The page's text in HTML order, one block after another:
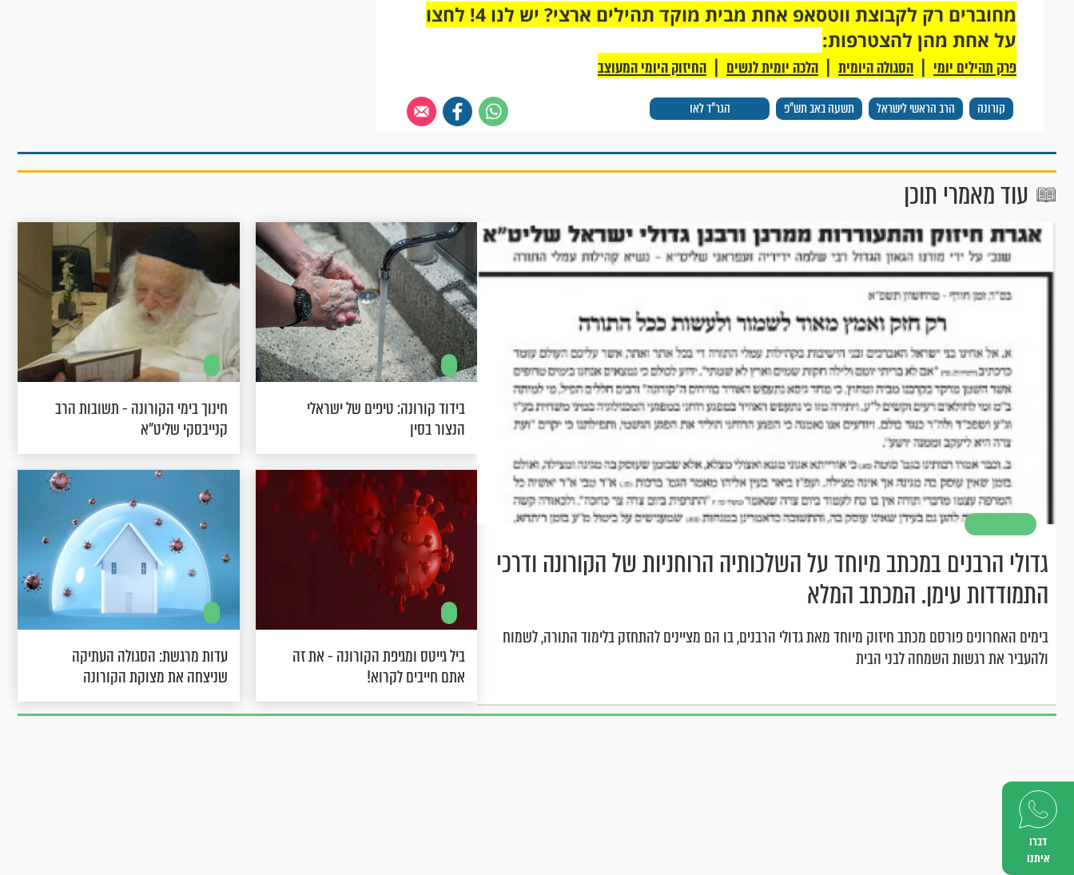
דברו
איתנו
קורונה הרב הראשי לישראל תשעה באב תש"פ הגר"ד לאו
מחוברים רק לקבוצת ווטסאפ אחת מבית מוקד תהילים ארצי? יש לנו 4! לחצו
על אחת מהן להצטרפות:
פרק תהילים יומי | הסגולה היומית | הלכה יומית לנשים | החיזוק היומי המעוצב
עוד מאמרי תוכן
גדולי הרבנים במכתב מיוחד על השלכותיה הרוחניות של הקורונה ודרכי
התמודדות עימן. המכתב המלא
בימים האחרונים פורסם מכתב חיזוק מיוחד מאת גדולי הרבנים, בו הם מציינים להתחזק בלימוד התורה, לשמוח
ולהעביר את רגשות השמחה לבני הבית
בידוד קורונה: טיפים של ישראלי
הנצור בסין
חינוך בימי הקורונה - תשובות הרב
קנייבסקי שליט"א
ביל גייטס ומגיפת הקורונה - את זה
אתם חייבים לקרוא!
עדות מרגשת: הסגולה העתיקה
שניצחה את מצוקת הקורונה